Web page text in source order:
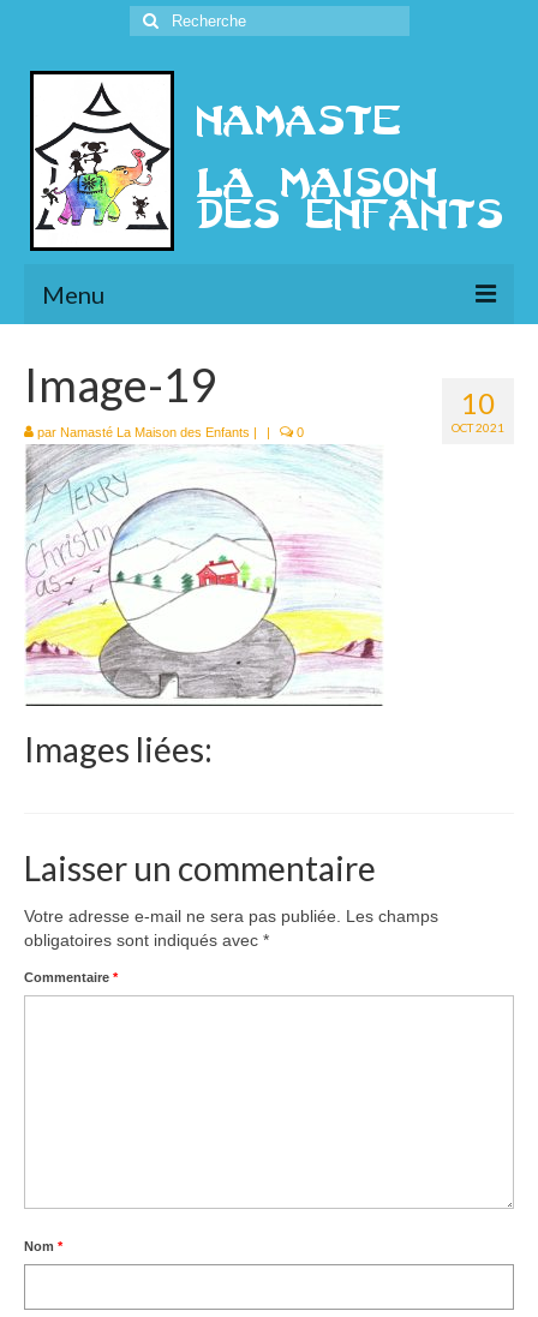
Rechercher
:
Menu
Présentation
l’Ethique
Historique
Le Népal
Documents
Parrainages
Missions 2023
Actualités
10
OCT 2021
Image-19
par Namasté La Maison des Enfants | | 0
Images liées:
Laisser un commentaire
Votre adresse e-mail ne sera pas publiée.
Les champs
obligatoires sont indiqués avec *
Commentaire *
Nom *